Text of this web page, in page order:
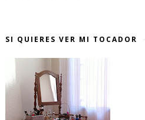
SI QUIERES VER MI TOCADOR